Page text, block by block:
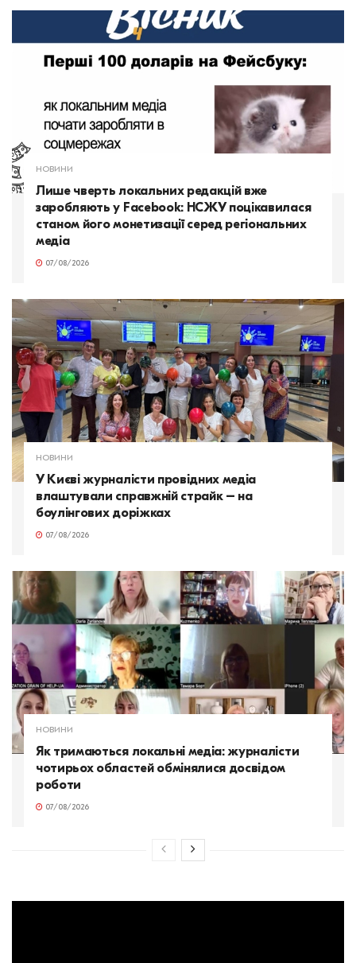
НОВИНИ
Лише чверть локальних редакцій вже
заробляють у Facebook: НСЖУ поцікавилася
станом його монетизації серед регіональних
медіа
07/08/2026
НОВИНИ
У Києві журналісти провідних медіа
влаштували справжній страйк – на
боулінгових доріжках
07/08/2026
НОВИНИ
Як тримаються локальні медіа: журналісти
чотирьох областей обмінялися досвідом
роботи
07/08/2026